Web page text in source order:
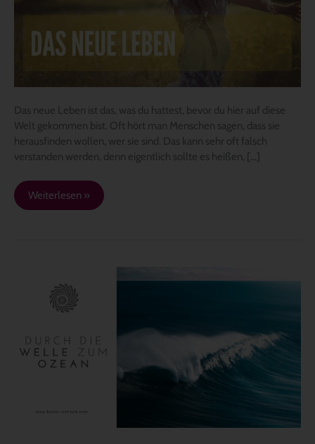
Das neue Leben ist das, was du hattest, bevor du hier auf diese
Welt gekommen bist. Oft hört man Menschen sagen, dass sie
herausfinden wollen, wer sie sind. Das kann sehr oft falsch
verstanden werden, denn eigentlich sollte es heißen, […]
Weiterlesen »
WELLE
OZEAN